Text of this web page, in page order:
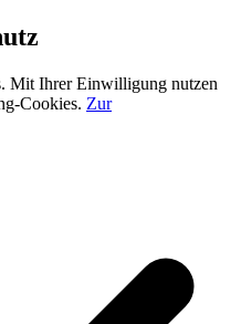
Mit Ihrer Einwilligung nutzen
Cookies. Zur